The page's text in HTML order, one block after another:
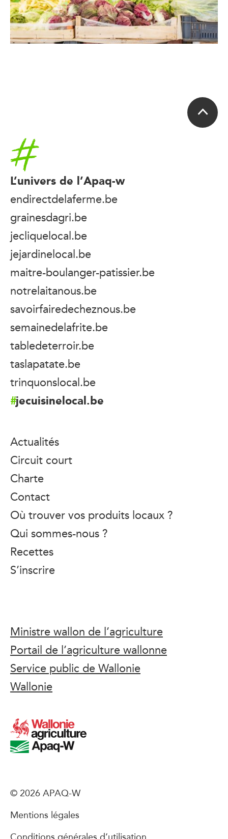
Accueil
L’univers de l’Apaq-w
endirectdelaferme.be
grainesdagri.be
jecliquelocal.be
jejardinelocal.be
maitre-boulanger-patissier.be
notrelaitanous.be
savoirfairedecheznous.be
semainedelafrite.be
tabledeterroir.be
taslapatate.be
trinquonslocal.be
jecuisinelocal.be
Actualités
Circuit court
Charte
Contact
Où trouver vos produits locaux ?
Qui sommes-nous ?
Recettes
S’inscrire
Ministre wallon de l’agriculture
Portail de l’agriculture wallonne
Service public de Wallonie
Wallonie
© 2026 APAQ-W
Mentions légales